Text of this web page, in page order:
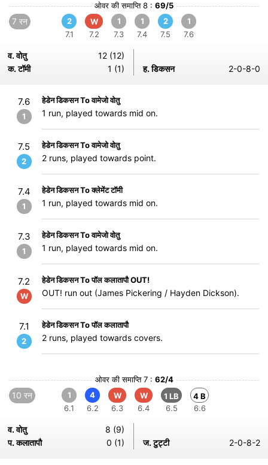
ओवर की समाप्ति 8 : 69/5
7 रन
2
7.1
W
7.2
1
7.3
1
7.4
2
7.5
1
7.6
व. वोतु
12 (12)
क. टॉमी
1 (1) ह. डिकसन 2-0-8-0
7.6
1
हेडेन डिकसन To वामेजो वोतु
1 run, played towards mid on.
7.5
2
हेडेन डिकसन To वामेजो वोतु
2 runs, played towards point.
7.4
1
हेडेन डिकसन To क्लेमेंट टॉमी
1 run, played towards mid on.
7.3
1
हेडेन डिकसन To वामेजो वोतु
1 run, played towards mid on.
7.2
W
हेडेन डिकसन To पॉल कलातापौ OUT!
OUT! run out (James Pickering / Hayden Dickson).
7.1
2
हेडेन डिकसन To पॉल कलातापौ
2 runs, played towards covers.
ओवर की समाप्ति 7 : 62/4
10 रन
1
6.1
4
6.2
W
6.3
W
6.4
1 LB
6.5
4 B
6.6
व. वोतु
8 (9)
प. कलातापौ
0 (1) ज. टुट्टी 2-0-8-2